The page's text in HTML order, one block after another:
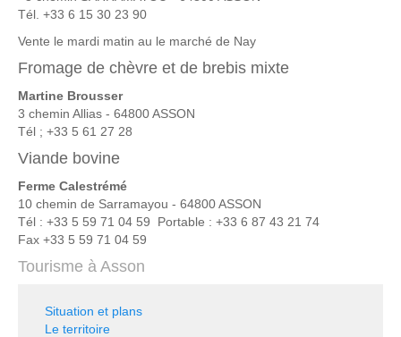
Tél. +33 6 15 30 23 90
Vente le mardi matin au le marché de Nay
Fromage de chèvre et de brebis mixte
Martine Brousser
3 chemin Allias - 64800 ASSON
Tél ; +33 5 61 27 28
Viande bovine
Ferme Calestrémé
10 chemin de Sarramayou - 64800 ASSON
Tél : +33 5 59 71 04 59 Portable : +33 6 87 43 21 74
Fax +33 5 59 71 04 59
Tourisme à Asson
Situation et plans
Le territoire